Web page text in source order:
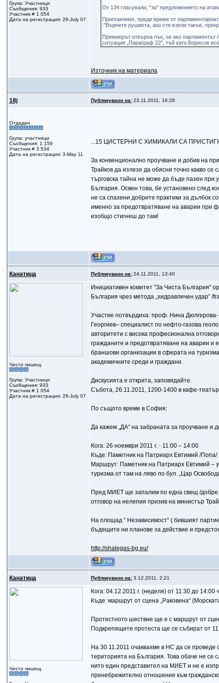
Група: Участници
Съобщения: 933
Участник # 1 054
Дата на регистрация: 26-July 07
От 134 гласували, "за" предложението на
Припомняме, преди време от
:"Върнете рушвета, ако сте взели такъв,
Премиерът отвърна пък, че ако парламентът
ситуация „Параграф 22", тъй като Борисов
Източник на материала
18j Публикувано на:23.11.2011, 16:28
Отдаден
Група: участници
Съобщения: 1 159
Участник # 3 534
Дата на регистрация: 3-May 11
...15 ЦИСТЕРНИ С ХИМИКАЛИ СА
За конвенционално проучване и добив на
Трайков да излезе да обясни точно какво се
търговска тайна не може да бъде пазен при
България. Освен това, бе установено след
не са спазени добрите практики за дълбок
именно за предотвратяване на аварии при
изобщо стигнеш до там!
Канатица Публикувано на:24.11.2011, 13:40
Често пишещ
Група: Участници
Съобщения: 933
Участник # 1 054
Дата на регистрация: 26-July 07
Инициативен комитет "За Чиста България"
България чрез метода „хидравличeн удар” /
Участие потвърдиха: проф. Нина Дюлгерова-
Георгиев– специалист по нефто-газова
авторитети с висока професионална
гражданите и предотвратяване на аварии и
браншови организации в сферата на
академичните среди и граждани.
Дискусията е открита, заповядайте.
Събота, 26.11.2011, 1200-1400 в кафе-
По същото време в София:
Да кажем „ДА“ на забраната за проучване и
Кога: 26 ноември 2011 г. · 11:00 – 14:00
Къде: Паметник на Патриарх Евтимий /Попа/
Маршрут: Паметник на Патриарх Евтимий –
туризма от там на ляво по бул. „Цар
Пред МИЕТ ще запалим по една свещ /добре
отговор на нелепия призив на министър
На площад “ Независимост“ ( бившият
бъдещите ни планове за действие и
http://shalegas-bg.eu/
Канатица Публикувано на:3.12.2011, 2:21
Често пишещ
Кога: 04.12.2011 г. (неделя) от 11:30 до 14:00
Къде: маршрут от сцена „Раковина“
Протестното шествие ще е с маршрут от
Подкрепящите протеста ще се събират от
На 30.11.2011 очаквахме в НС да се проведе
територията на България. Това обаче не се
нито един представител на МИЕТ и не е
пренебрежително отношение към